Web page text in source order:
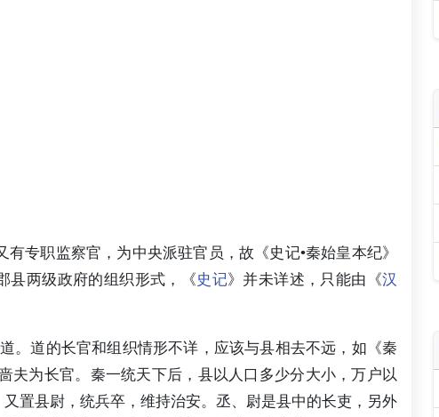
专职监察官，为中央派驻官员，故《史记•秦始皇本纪》
县两级政府的组织形式，《史记》并未详述，只能由《汉
。道的长官和组织情形不详，应该与县相去不远，如《秦
夫为长官。秦一统天下后，县以人口多少分大小，万户以
置县尉，统兵卒，维持治安。丞、尉是县中的长吏，另外